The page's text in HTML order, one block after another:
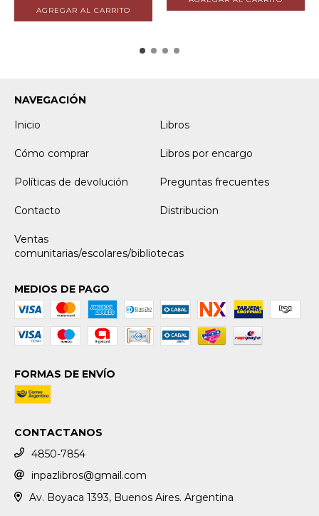
NAVEGACIÓN
Inicio
Libros
Cómo comprar Libros por encargo
Políticas de devolución Preguntas frecuentes
Contacto Distribucion
Ventas
comunitarias/escolares/bibliotecas
MEDIOS DE PAGO
FORMAS DE ENVÍO
CONTACTANOS
4850-7854
inpazlibros@gmail.com
Av. Boyaca 1393, Buenos Aires. Argentina